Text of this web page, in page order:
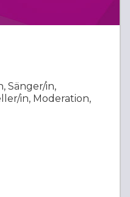
Sänger/in,
in, Moderation,